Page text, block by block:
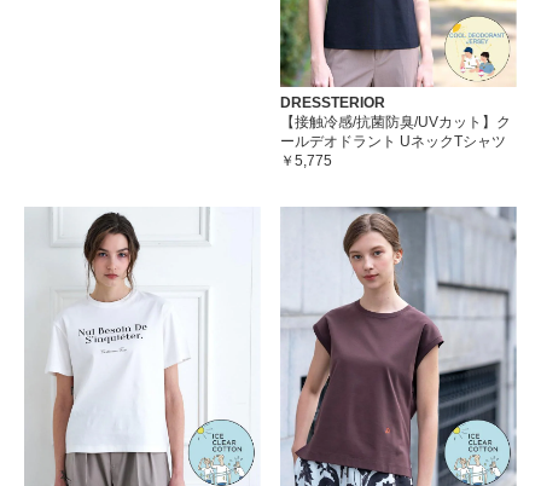
DRESSTERIOR
【接触冷感/抗菌防臭/UVカット】ク
ールデオドラント UネックTシャツ
￥5,775